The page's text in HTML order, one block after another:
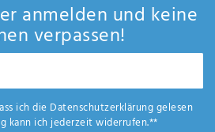
anmelden und keine
verpassen!
ich die Daten­schutz­erklärunggelesen
kann ich jederzeit widerrufen.**